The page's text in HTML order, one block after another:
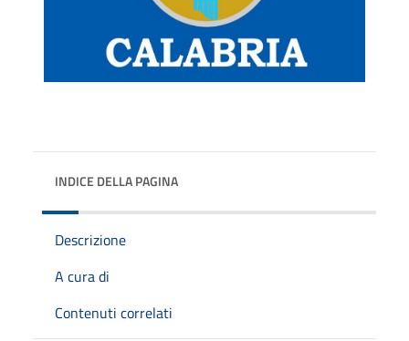
INDICE DELLA PAGINA
Descrizione
A cura di
Contenuti correlati